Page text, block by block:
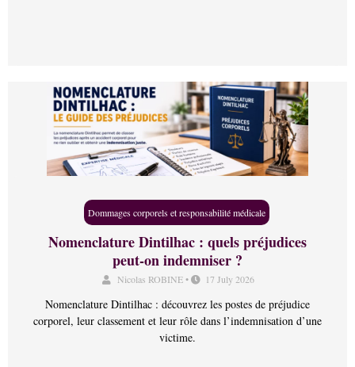
Dommages corporels et responsabilité médicale
Nomenclature Dintilhac : quels préjudices
peut-on indemniser ?
Nicolas ROBINE• 17 July 2026
Nomenclature Dintilhac : découvrez les postes de préjudice
corporel, leur classement et leur rôle dans l’indemnisation d’une
victime.